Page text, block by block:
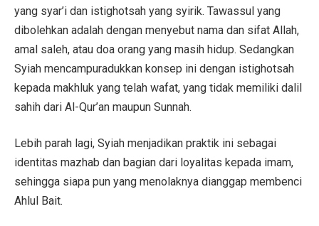
yang syar’i dan istighotsah yang syirik. Tawassul yang
dibolehkan adalah dengan menyebut nama dan sifat Allah,
amal saleh, atau doa orang yang masih hidup. Sedangkan
Syiah mencampuradukkan konsep ini dengan istighotsah
kepada makhluk yang telah wafat, yang tidak memiliki dalil
sahih dari Al-Qur’an maupun Sunnah.
Lebih parah lagi, Syiah menjadikan praktik ini sebagai
identitas mazhab dan bagian dari loyalitas kepada imam,
sehingga siapa pun yang menolaknya dianggap membenci
Ahlul Bait.